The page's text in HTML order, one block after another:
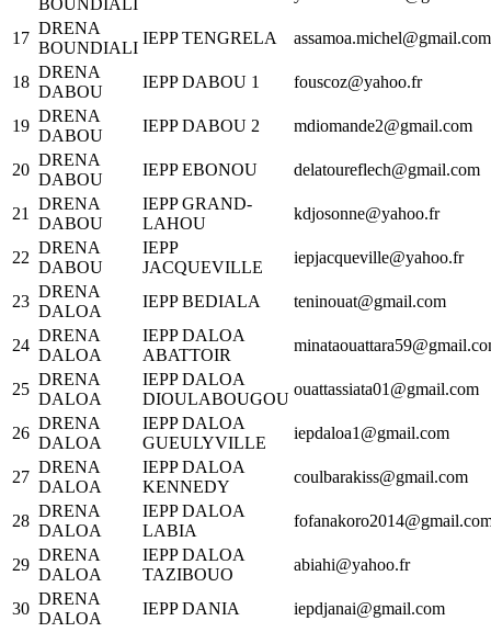
BOUNDIALI
17
DRENA
BOUNDIALI
IEPP TENGRELA assamoa.michel@gmail.com
18
DRENA
DABOU
IEPP DABOU 1 fouscoz@yahoo.fr
19
DRENA
DABOU
IEPP DABOU 2 mdiomande2@gmail.com
20
DRENA
DABOU
IEPP EBONOU delatoureflech@gmail.com
21
DRENA
DABOU
IEPP GRAND-
LAHOU
kdjosonne@yahoo.fr
22
DRENA
DABOU
IEPP
JACQUEVILLE
iepjacqueville@yahoo.fr
23
DRENA
DALOA
IEPP BEDIALA teninouat@gmail.com
24
DRENA
DALOA
IEPP DALOA
ABATTOIR
25
DRENA
DALOA
IEPP DALOA
DIOULABOUGOU
ouattassiata01@gmail.com
26
DRENA
DALOA
IEPP DALOA
GUEULYVILLE
iepdaloa1@gmail.com
27
DRENA
DALOA
IEPP DALOA
KENNEDY
coulbarakiss@gmail.com
28
DRENA
DALOA
IEPP DALOA
LABIA
29
DRENA
DALOA
IEPP DALOA
TAZIBOUO
abiahi@yahoo.fr
30
DRENA
DALOA
IEPP DANIA iepdjanai@gmail.com